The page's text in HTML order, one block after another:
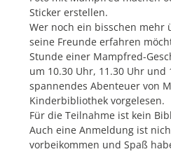
Sticker erstellen.
Wer noch ein bisschen mehr
seine Freunde erfahren
Stunde einer Mampfred-
um 10.30 Uhr, 11.30 Uhr und
spannendes Abenteuer von
Kinderbibliothek vorgelesen.
Für die Teilnahme ist kein
Auch eine Anmeldung ist
vorbeikommen und Spaß